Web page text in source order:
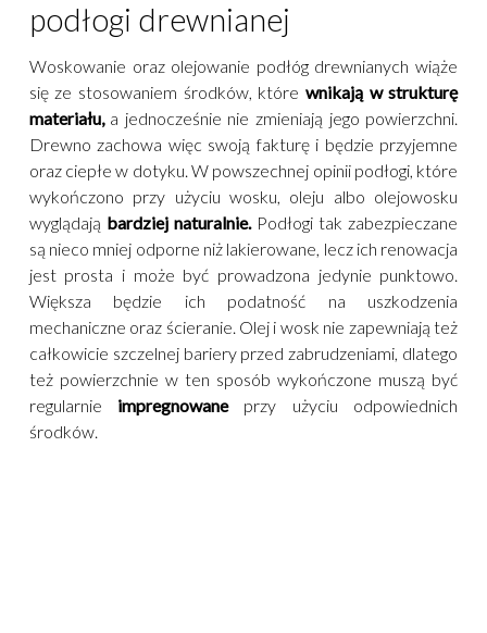
podłogi drewnianej
Woskowanie oraz olejowanie podłóg drewnianych wiąże
się ze stosowaniem środków, które wnikają w strukturę
materiału,a jednocześnie nie zmieniają jego powierzchni.
Drewno zachowa więc swoją fakturę i będzie przyjemne
oraz ciepłe w dotyku. W powszechnej opinii podłogi, które
wykończono przy użyciu wosku, oleju albo olejowosku
wyglądają bardziej naturalnie.Podłogi tak zabezpieczane
są nieco mniej odporne niż lakierowane, lecz ich renowacja
jest prosta i może być prowadzona jedynie punktowo.
Większa będzie ich podatność na uszkodzenia
mechaniczne oraz ścieranie. Olej i wosk nie zapewniają też
całkowicie szczelnej bariery przed zabrudzeniami, dlatego
też powierzchnie w ten sposób wykończone muszą być
regularnie impregnowaneprzy użyciu odpowiednich
środków.